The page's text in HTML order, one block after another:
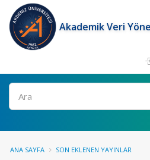
Akademik Veri
Ara
ANA SAYFA SON EKLENEN YAYINLAR